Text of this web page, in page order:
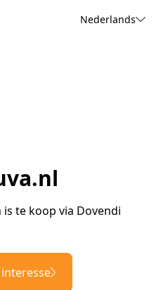
Nederlands
te koop via Dovendi